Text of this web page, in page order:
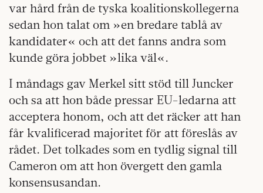
var hård från de tyska koalitionskollegerna
sedan hon talat om »en bredare tablå av
kandidater« och att det fanns and­ra som
kunde göra jobbet »lika väl«.
I måndags gav Merkel sitt stöd till Juncker
och sa att hon både pressar EU-ledarna att
acceptera honom, och att det räcker att han
får kvalificerad majoritet för att föreslås av
rådet. Det tolkades som en tydlig signal till
Cameron om att hon övergett den gamla
konsensusandan.